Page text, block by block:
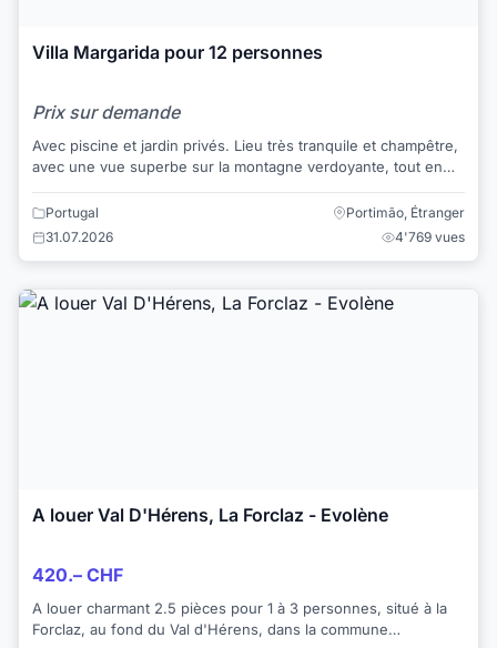
Villa Margarida pour 12 personnes
Prix sur demande
Avec piscine et jardin privés. Lieu très tranquile et champêtre,
avec une vue superbe sur la montagne verdoyante, tout en
Portugal
Portimão, Étranger
31.07.2026
4'769 vues
A louer Val D'Hérens, La Forclaz - Evolène
420.– CHF
A louer charmant 2.5 pièces pour 1 à 3 personnes, situé à la
Forclaz, au fond du Val d'Hérens, dans la commune